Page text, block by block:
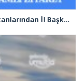
AK Parti’ye katılan ilçe belediye başkanlarından İl Başkanı Özdemir’e ziyaret